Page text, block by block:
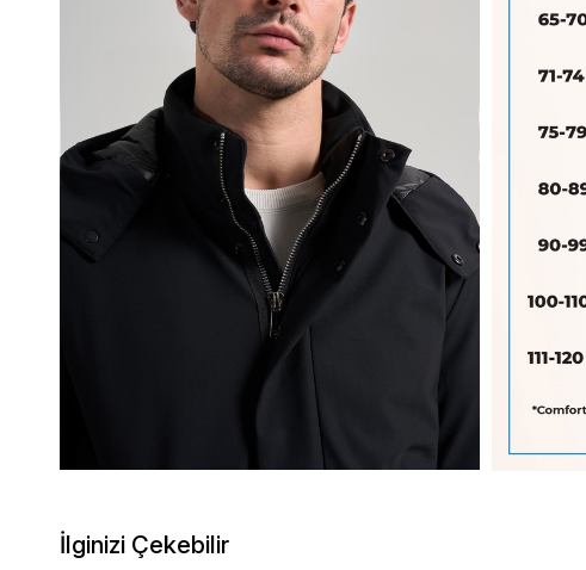
İlginizi Çekebilir